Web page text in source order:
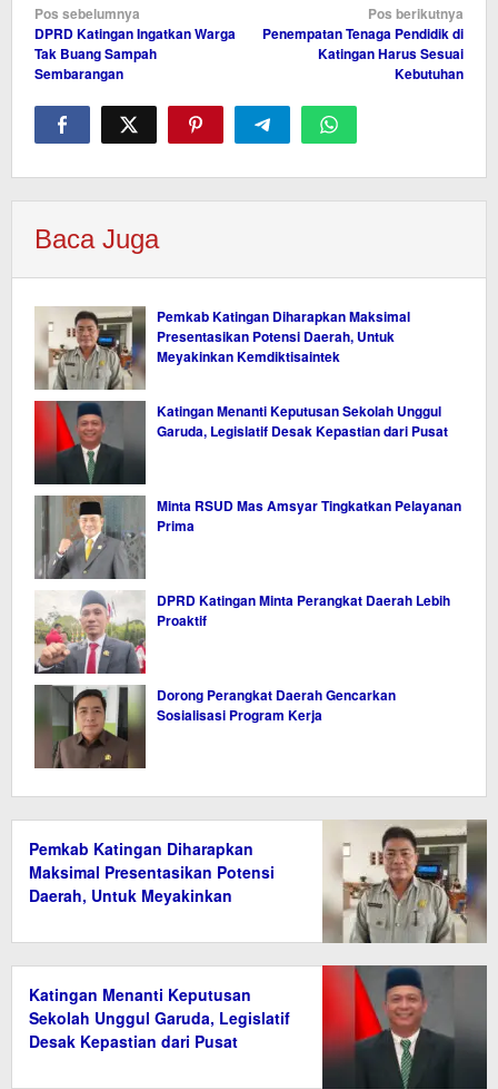
Navigasi
pos
Pos sebelumnya
DPRD Katingan Ingatkan Warga
Tak Buang Sampah
Sembarangan
Pos berikutnya
Penempatan Tenaga Pendidik di
Katingan Harus Sesuai
Kebutuhan
Baca Juga
Pemkab Katingan Diharapkan Maksimal
Presentasikan Potensi Daerah, Untuk
Meyakinkan Kemdiktisaintek
Katingan Menanti Keputusan Sekolah Unggul
Garuda, Legislatif Desak Kepastian dari Pusat
Minta RSUD Mas Amsyar Tingkatkan Pelayanan
Prima
DPRD Katingan Minta Perangkat Daerah Lebih
Proaktif
Dorong Perangkat Daerah Gencarkan
Sosialisasi Program Kerja
Pemkab Katingan Diharapkan
Maksimal Presentasikan Potensi
Daerah, Untuk Meyakinkan
Katingan Menanti Keputusan
Sekolah Unggul Garuda, Legislatif
Desak Kepastian dari Pusat